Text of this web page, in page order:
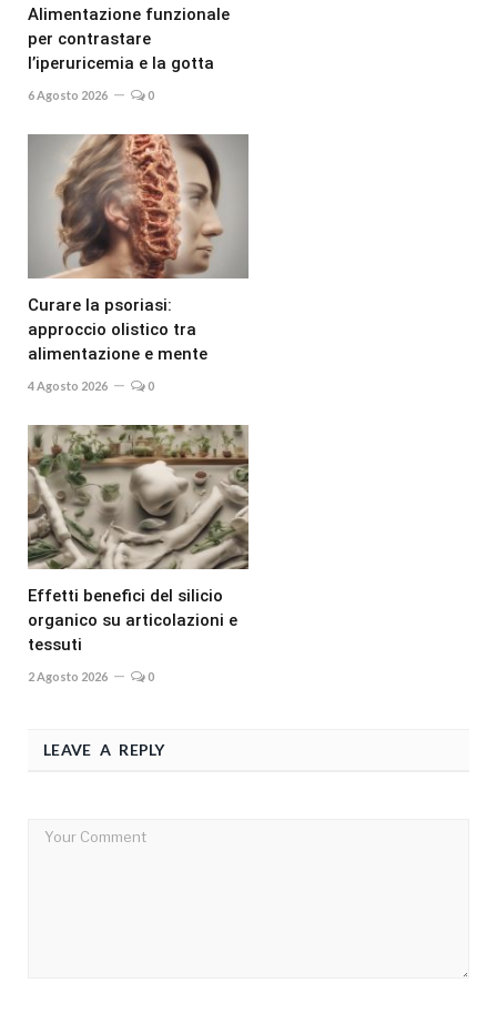
Alimentazione funzionale
per contrastare
l’iperuricemia e la gotta
6 Agosto 2026 0
Curare la psoriasi:
approccio olistico tra
alimentazione e mente
4 Agosto 2026 0
Effetti benefici del silicio
organico su articolazioni e
tessuti
2 Agosto 2026 0
LEAVE A REPLY